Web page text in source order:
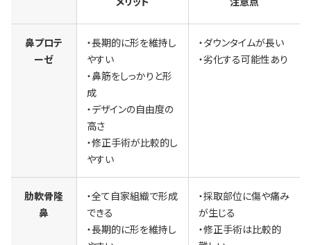
鼻プロテ
ーゼ
・長期的に形を維持し
やすい
・鼻筋をしっかりと形
成
・デザインの自由度の
高さ
・修正手術が比較的し
やすい
・ダウンタイムが長い
・劣化する可能性あり
肋軟骨隆
鼻
・全て自家組織で形成
できる
・長期的に形を維持し
・採取部位に傷や痛み
が生じる
・修正手術は比較的